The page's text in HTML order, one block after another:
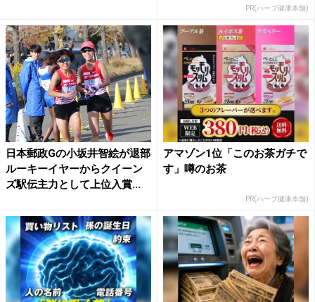
PR(ハーブ健康本舗)
日本郵政Gの小坂井智絵が退部
ルーキーイヤーからクイーン
ズ駅伝主力として上位入賞...
アマゾン1位「このお茶ガチで
す」噂のお茶
PR(ハーブ健康本舗)